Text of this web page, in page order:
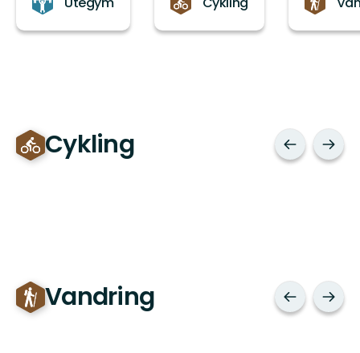
Cykling
Vandring